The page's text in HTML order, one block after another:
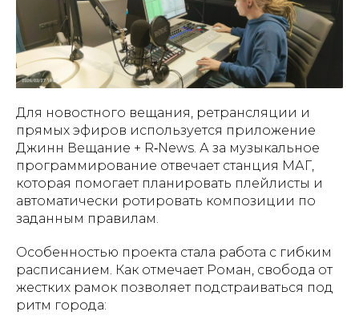
Для новостного вещания, ретрансляции и
прямых эфиров используется приложение
Джинн Вещание + R‑News. А за музыкальное
программирование отвечает станция МАГ,
которая помогает планировать плейлисты и
автоматически ротировать композиции по
заданным правилам.
Особенностью проекта стала работа с гибким
расписанием. Как отмечает Роман, свобода от
жестких рамок позволяет подстраиваться под
ритм города: